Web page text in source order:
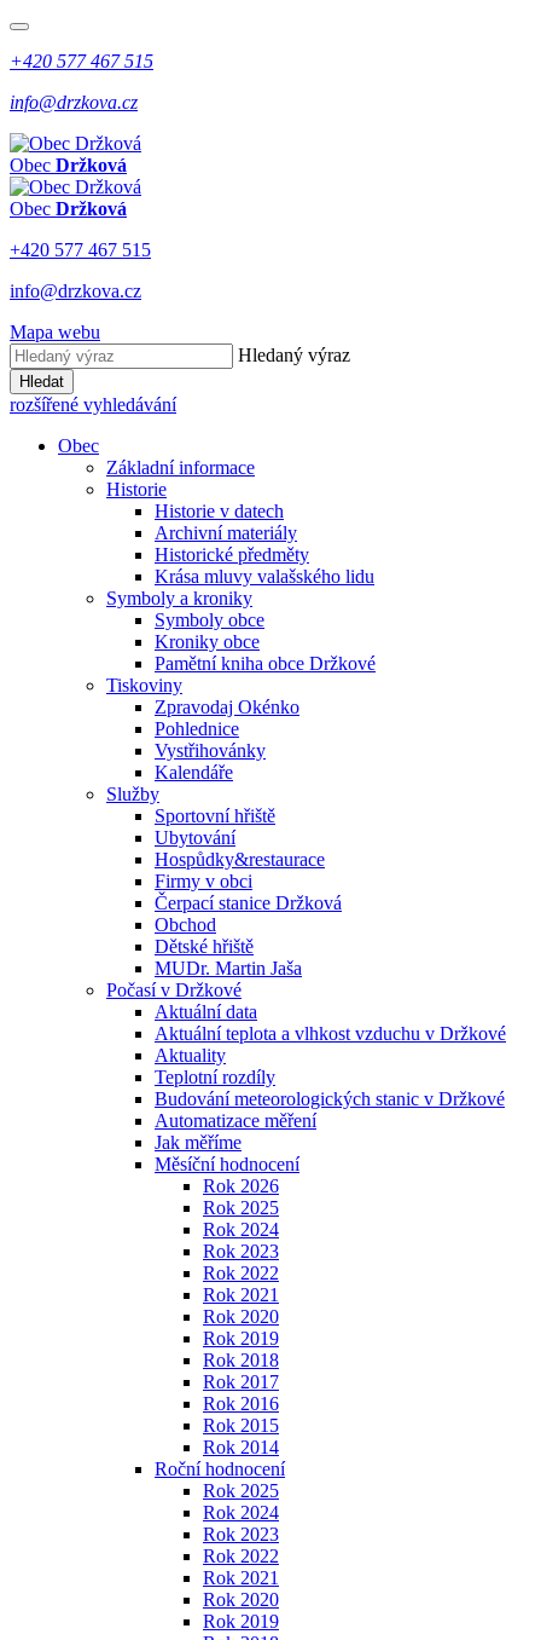
+420 577 467 515
info@drzkova.cz
Obec Držková
Obec Držková
+420 577 467 515
info@drzkova.cz
Mapa webu
Hledaný výraz
Hledat
rozšířené vyhledávání
Obec
Základní informace
Historie
Historie v datech
Archivní materiály
Historické předměty
Krása mluvy valašského lidu
Symboly a kroniky
Symboly obce
Kroniky obce
Pamětní kniha obce Držkové
Tiskoviny
Zpravodaj Okénko
Pohlednice
Vystřihovánky
Kalendáře
Služby
Sportovní hřiště
Ubytování
Hospůdky&restaurace
Firmy v obci
Čerpací stanice Držková
Obchod
Dětské hřiště
MUDr. Martin Jaša
Počasí v Držkové
Aktuální data
Aktuální teplota a vlhkost vzduchu v Držkové
Aktuality
Teplotní rozdíly
Budování meteorologických stanic v Držkové
Automatizace měření
Jak měříme
Měsíční hodnocení
Rok 2026
Rok 2025
Rok 2024
Rok 2023
Rok 2022
Rok 2021
Rok 2020
Rok 2019
Rok 2018
Rok 2017
Rok 2016
Rok 2015
Rok 2014
Roční hodnocení
Rok 2025
Rok 2024
Rok 2023
Rok 2022
Rok 2021
Rok 2020
Rok 2019